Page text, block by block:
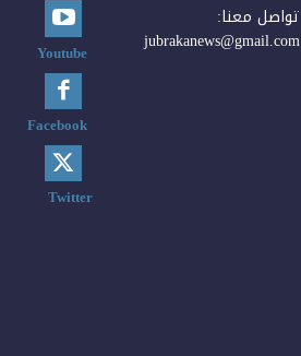
تواصل معنا:
jubrakanews@gmail.com
Youtube
Facebook
Twitter